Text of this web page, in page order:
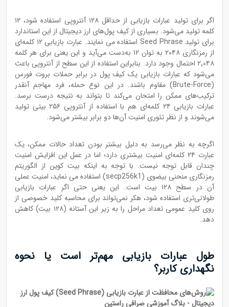
اگر برای تولید عبارات بازیابی از حداقل ۱۲۸ آنتروپی استفاده شود، ۱۲
کلمه تولید می‌شود. بسیاری از کیف پول‌های ارز دیجیتال از این استاندارد
برای تولید Seed Phrase استفاده می نمایند. عبارت بازیابی ۱۲ کلمه‌ای
از رمزنگاری ۲۰۴۸ به توان ۱۲ به‌دست می‌آید و این یعنی برای هر کلمه
۲٬۰۴۸ احتمال وجود دارد. بنابراین استفاده از این سطح از آنتروپی باعث
می‌شود که عبارات بازیابی یک کیف پول در برابر حملات بروت فورس
(Brute-Force) مقاوم باشند. در این نوع حمله، فرد مهاجم آنقدر
ترکیب‌های ممکن را امتحان می‌کند تا بتواند به نتیجه درست برسد.
عبارات بازیابی ۲۴ کلمه‌ای هم با استفاده از آنتروپی ۲۵۶ بیتی تولید
می‌شوند و از نظر تئوری امنیت آن‌ها دو برابر بیشتر می‌شود.
اگرچه به نظر می‌رسد به دلیل بیشتر بودن تعداد حالات ممکن، یک
عبارت ۲۴ کلمه‌ای امنیت بیشتری دارد؛ اما در عمل این افزایش امنیت
چندان قابل توجه نیست. با توجه به اینکه بیت کوین از الگوریتم
رمزنگاری منحنی بیضوی (secp256k1) استفاده می نماید، امنیت عملی
آن در سطح ۱۲۸ بیت است. این یعنی حتی اگر عبارات بازیابی
طولانی‌تری استفاده شود، هکر نمی‌تواند برای محاسبه کلید خصوصی از
روی کلید عمومی تعداد مراحل را به زیر این آستانه (۱۲۸ بیت) کاهش
دهد.
طول عبارات بازیابی مهم‌تر است یا نحوه
نگهداری کاربر؟